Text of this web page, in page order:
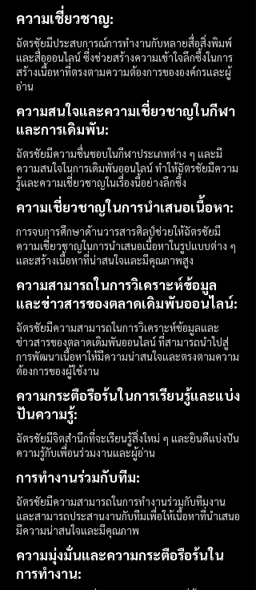
ความเชี่ยวชาญ:
ฉัตรชัยมีประสบการณ์การทำงานกับหลายสื่อสิ่งพิมพ์
และสื่อออนไลน์ ซึ่งช่วยสร้างความเข้าใจลึกซึ้งในการ
สร้างเนื้อหาที่ตรงตามความต้องการขององค์กรและผู้
อ่าน
ความสนใจและความเชี่ยวชาญในกีฬา
และการเดิมพัน:
ฉัตรชัยมีความชื่นชอบในกีฬาประเภทต่าง ๆ และมี
ความสนใจในการเดิมพันออนไลน์ ทำให้ฉัตรชัยมีความ
รู้และความเชี่ยวชาญในเรื่องนี้อย่างลึกซึ้ง
ความเชี่ยวชาญในการนำเสนอเนื้อหา:
การจบการศึกษาด้านวารสารศิลป์ช่วยให้ฉัตรชัยมี
ความเชี่ยวชาญในการนำเสนอเนื้อหาในรูปแบบต่าง ๆ
และสร้างเนื้อหาที่น่าสนใจและมีคุณภาพสูง
ความสามารถในการวิเคราะห์ข้อมูล
และข่าวสารของตลาดเดิมพันออนไลน์:
ฉัตรชัยมีความสามารถในการวิเคราะห์ข้อมูลและ
ข่าวสารของตลาดเดิมพันออนไลน์ ที่สามารถนำไปสู่
การพัฒนาเนื้อหาให้มีความน่าสนใจและตรงตามความ
ต้องการของผู้ใช้งาน
ความกระตือรือร้นในการเรียนรู้และแบ่ง
ปันความรู้:
ฉัตรชัยมีจิตสำนึกที่จะเรียนรู้สิ่งใหม่ ๆ และยินดีแบ่งปัน
ความรู้กับเพื่อนร่วมงานและผู้อ่าน
การทำงานร่วมกับทีม:
ฉัตรชัยมีความสามารถในการทำงานร่วมกับทีมงาน
และสามารถประสานงานกับทีมเพื่อให้เนื้อหาที่นำเสนอ
มีความน่าสนใจและมีคุณภาพ
ความมุ่งมั่นและความกระตือรือร้นใน
การทำงาน: